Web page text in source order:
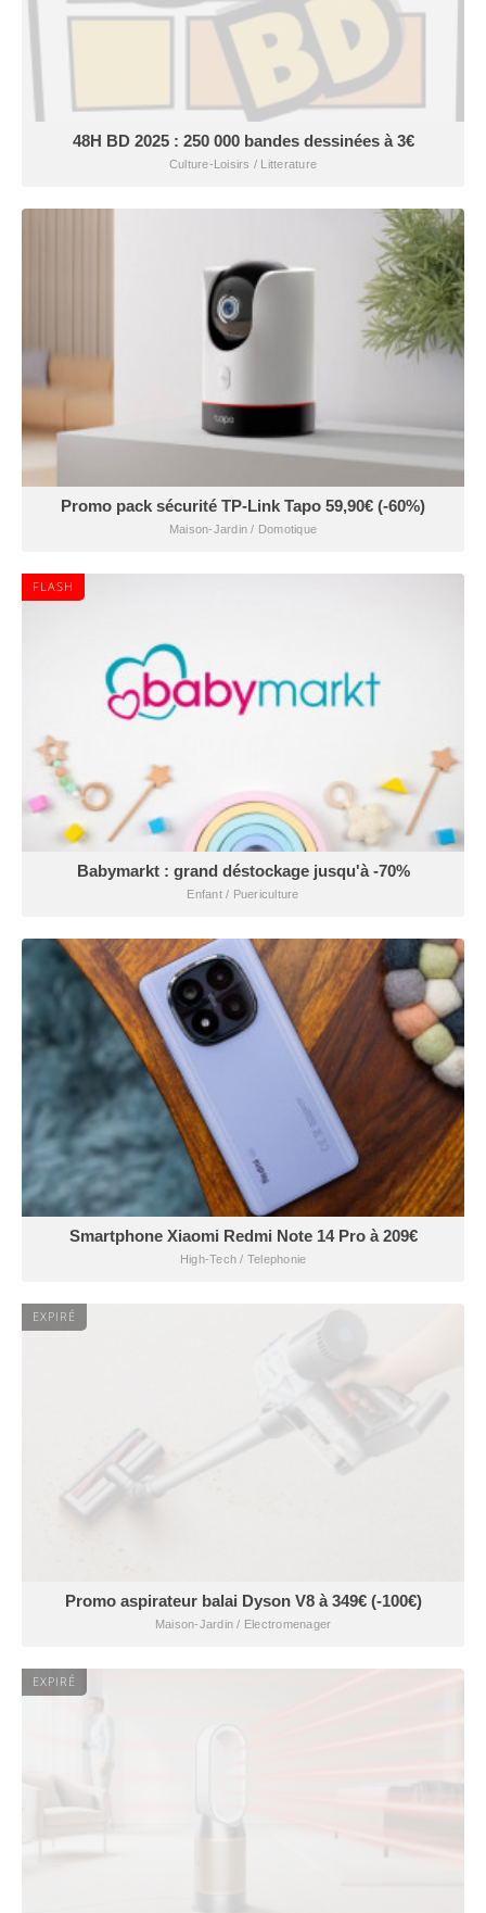
48H BD 2025 : 250 000 bandes dessinées à 3€
Culture-Loisirs / Litterature
Promo pack sécurité TP-Link Tapo 59,90€ (-60%)
Maison-Jardin / Domotique
FLASH
Babymarkt : grand déstockage jusqu'à -70%
Enfant / Puericulture
Smartphone Xiaomi Redmi Note 14 Pro à 209€
High-Tech / Telephonie
EXPIRÉ
Promo aspirateur balai Dyson V8 à 349€ (-100€)
Maison-Jardin / Electromenager
EXPIRÉ